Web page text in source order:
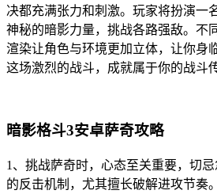
决都充满张力和刺激。玩家将扮演一
神秘的暗影力量，挑战各路强敌。不
渲染让角色与环境更加立体，让你身
这场激烈的战斗，成就属于你的战斗
暗影格斗3安卓萨奇攻略
1、挑战萨奇时，心态至关重要，切
的反击机制，尤其擅长破解进攻节奏